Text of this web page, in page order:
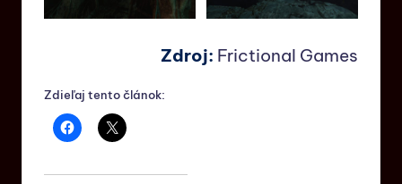
Zdroj: Frictional Games
Zdieľaj tento článok: